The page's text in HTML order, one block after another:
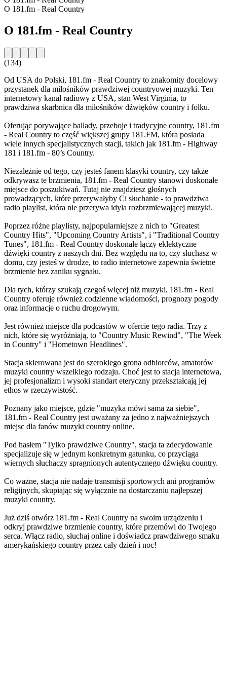
O 181.fm - Real Country
O 181.fm - Real Country
(134)
Od USA do Polski, 181.fm - Real Country to znakomity docelowy
przystanek dla miłośników prawdziwej countryowej muzyki. Ten
internetowy kanał radiowy z USA, stan West Virginia, to
prawdziwa skarbnica dla miłośników dźwięków country i folku.
Oferując porywające ballady, przeboje i tradycyjne country, 181.fm
- Real Country to część większej grupy 181.FM, która posiada
wiele innych specjalistycznych stacji, takich jak 181.fm - Highway
181 i 181.fm - 80’s Country.
Niezależnie od tego, czy jesteś fanem klasyki country, czy także
odkrywasz te brzmienia, 181.fm - Real Country stanowi doskonałe
miejsce do poszukiwań. Tutaj nie znajdziesz głośnych
prowadzących, które przerywałyby Ci słuchanie - to prawdziwa
radio playlist, która nie przerywa idyla rozbrzmiewającej muzyki.
Poprzez różne playlisty, najpopularniejsze z nich to "Greatest
Country Hits", "Upcoming Country Artists", i "Traditional Country
Tunes", 181.fm - Real Country doskonale łączy eklektyczne
dźwięki country z naszych dni. Bez względu na to, czy słuchasz w
domu, czy jesteś w drodze, to radio internetowe zapewnia świetne
brzmienie bez zaniku sygnału.
Dla tych, którzy szukają czegoś więcej niż muzyki, 181.fm - Real
Country oferuje również codzienne wiadomości, prognozy pogody
oraz informacje o ruchu drogowym.
Jest również miejsce dla podcastów w ofercie tego radia. Trzy z
nich, które się wyróżniają, to "Country Music Rewind", "The Week
in Country" i "Hometown Headlines".
Stacja skierowana jest do szerokiego grona odbiorców, amatorów
muzyki country wszelkiego rodzaju. Choć jest to stacja internetowa,
jej profesjonalizm i wysoki standart eteryczny przekształcają jej
ethos w rzeczywistość.
Poznany jako miejsce, gdzie "muzyka mówi sama za siebie",
181.fm - Real Country jest uważany za jedno z najważniejszych
miejsc dla fanów muzyki country online.
Pod hasłem "Tylko prawdziwe Country", stacja ta zdecydowanie
specjalizuje się w jednym konkretnym gatunku, co przyciąga
wiernych słuchaczy spragnionych autentycznego dźwięku country.
Co ważne, stacja nie nadaje transmisji sportowych ani programów
religijnych, skupiając się wyłącznie na dostarczaniu najlepszej
muzyki country.
Już dziś otwórz 181.fm - Real Country na swoim urządzeniu i
odkryj prawdziwe brzmienie country, które przemówi do Twojego
serca. Włącz radio, słuchaj online i doświadcz prawdziwego smaku
amerykańskiego country przez cały dzień i noc!